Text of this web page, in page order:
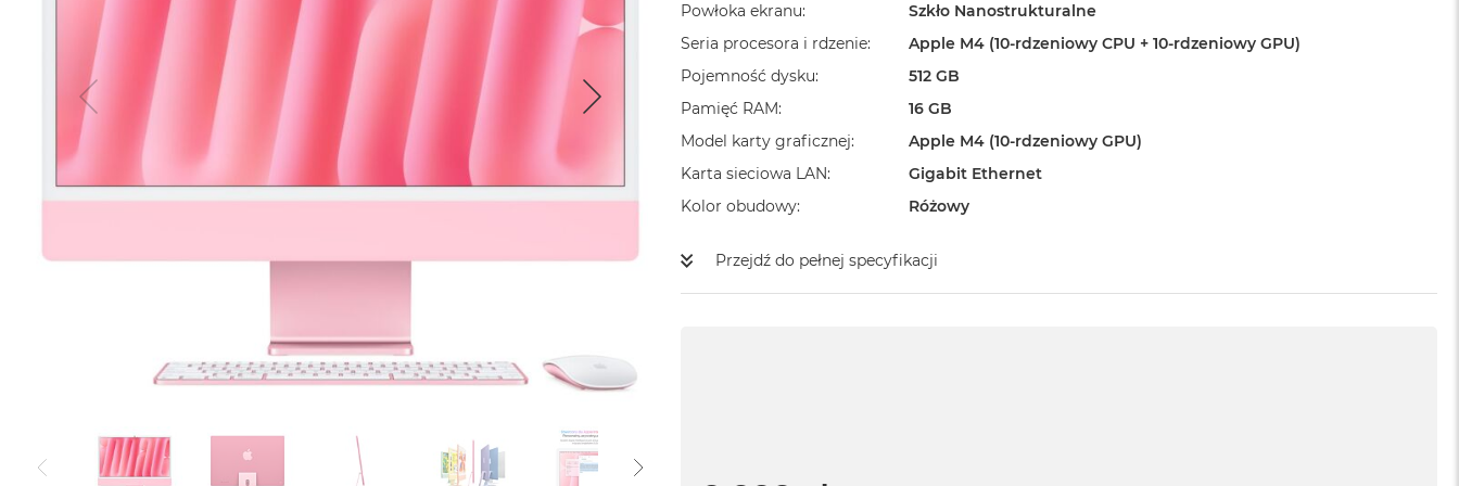
Powłoka ekranu
Szkło Nanostrukturalne
Seria procesora i rdzenie
Apple M4 (10-rdzeniowy CPU + 10-rdzeniowy GPU)
Pojemność dysku
512 GB
Pamięć RAM
16 GB
Model karty graficznej
Apple M4 (10-rdzeniowy GPU)
Karta sieciowa LAN
Gigabit Ethernet
Kolor obudowy
Różowy
Przejdź do pełnej specyfikacji